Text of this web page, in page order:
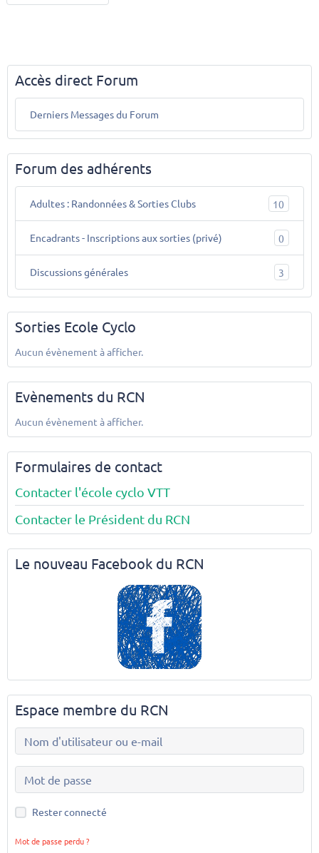
Accès direct Forum
Derniers Messages du Forum
Forum des adhérents
Adultes : Randonnées & Sorties Clubs 10
Encadrants - Inscriptions aux sorties (privé) 0
Discussions générales 3
Sorties Ecole Cyclo
Aucun évènement à afficher.
Evènements du RCN
Aucun évènement à afficher.
Formulaires de contact
Contacter l'école cyclo VTT
Contacter le Président du RCN
Le nouveau Facebook du RCN
Espace membre du RCN
Rester connecté
Mot de passe perdu ?